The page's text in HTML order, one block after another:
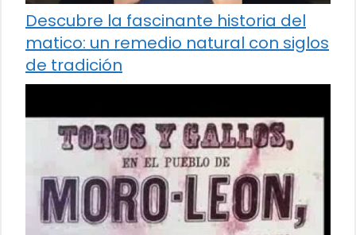
Descubre la fascinante historia del
matico: un remedio natural con siglos
de tradición